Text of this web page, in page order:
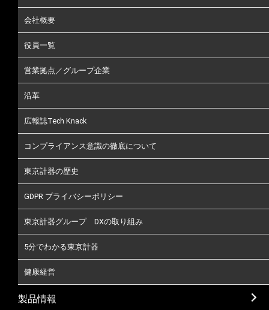
会社概要
役員一覧
営業拠点／グループ企業
沿革
広報誌Tech Knack
コンプライアンス意識の徹底について
東京計器の歴史
GDPR プライバシーポリシー
東京計器グループ DXの取り組み
5分でわかる東京計器
健康経営
製品情報